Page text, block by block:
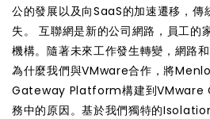
公的發展以及向SaaS的加速遷移，傳
失。 互聯網是新的公司網路，員工的
機構。隨著未來工作發生轉變，網路
為什麼我們與VMware合作，將
Gateway Platform構建到
務中的原因。基於我們獨特的